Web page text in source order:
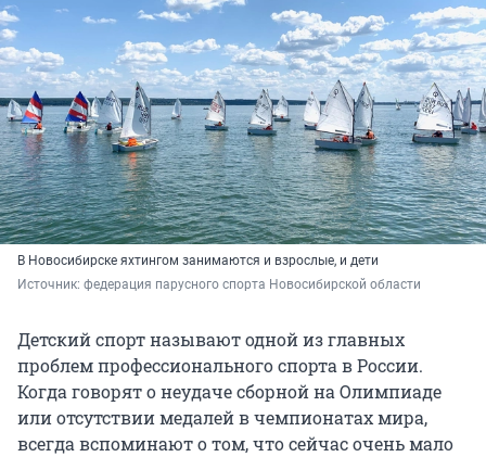
В Новосибирске яхтингом занимаются и взрослые, и дети
Источник: федерация парусного спорта Новосибирской области
Детский спорт называют одной из главных
проблем профессионального спорта в России.
Когда говорят о неудаче сборной на Олимпиаде
или отсутствии медалей в чемпионатах мира,
всегда вспоминают о том, что сейчас очень мало